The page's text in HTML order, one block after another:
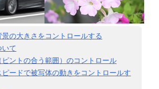
の大きさをコントロールする
いて
ントの合う範囲）のコントロール
ピードで被写体の動きをコントロールす